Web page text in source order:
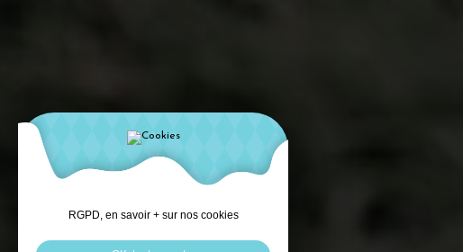
RGPD, en savoir + sur nos cookies